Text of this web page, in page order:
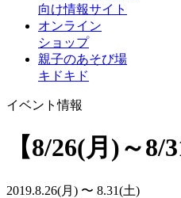
向け情報サイト
オンライン
ショップ
親子のあそび場
キドキド
イベント情報
【8/26(月)～
2019.8.26(月) 〜 8.31(土)